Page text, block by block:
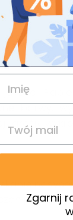
barwy,
grafik,
papieru
Zgarnij